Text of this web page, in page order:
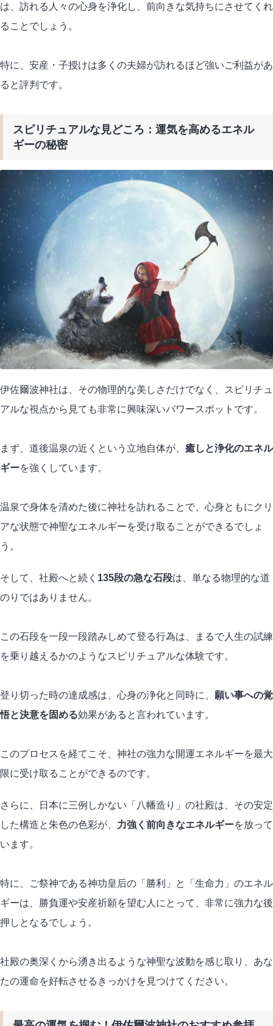
は、訪れる人々の心身を浄化し、前向きな気持ちにさせてくれ
ることでしょう。
特に、安産・子授けは多くの夫婦が訪れるほど強いご利益があ
ると評判です。
スピリチュアルな見どころ：運気を高めるエネル
ギーの秘密
伊佐爾波神社は、その物理的な美しさだけでなく、スピリチュ
アルな視点から見ても非常に興味深いパワースポットです。
まず、道後温泉の近くという立地自体が、 癒しと浄化のエネル
ギーを強くしています。
温泉で身体を清めた後に神社を訪れることで、心身ともにクリ
アな状態で神聖なエネルギーを受け取ることができるでしょ
う。
そして、社殿へと続く 135段の急な石段は、単なる物理的な道
のりではありません。
この石段を一段一段踏みしめて登る行為は、まるで人生の試練
を乗り越えるかのようなスピリチュアルな体験です。
登り切った時の達成感は、心身の浄化と同時に、 願い事への覚
悟と決意を固める効果があると言われています。
このプロセスを経てこそ、神社の強力な開運エネルギーを最大
限に受け取ることができるのです。
さらに、日本に三例しかない「八幡造り」の社殿は、その安定
した構造と朱色の色彩が、 力強く前向きなエネルギーを放って
います。
特に、ご祭神である神功皇后の「勝利」と「生命力」のエネル
ギーは、勝負運や安産祈願を望む人にとって、非常に強力な後
押しとなるでしょう。
社殿の奥深くから湧き出るような神聖な波動を感じ取り、あな
たの運命を好転させるきっかけを見つけてください。